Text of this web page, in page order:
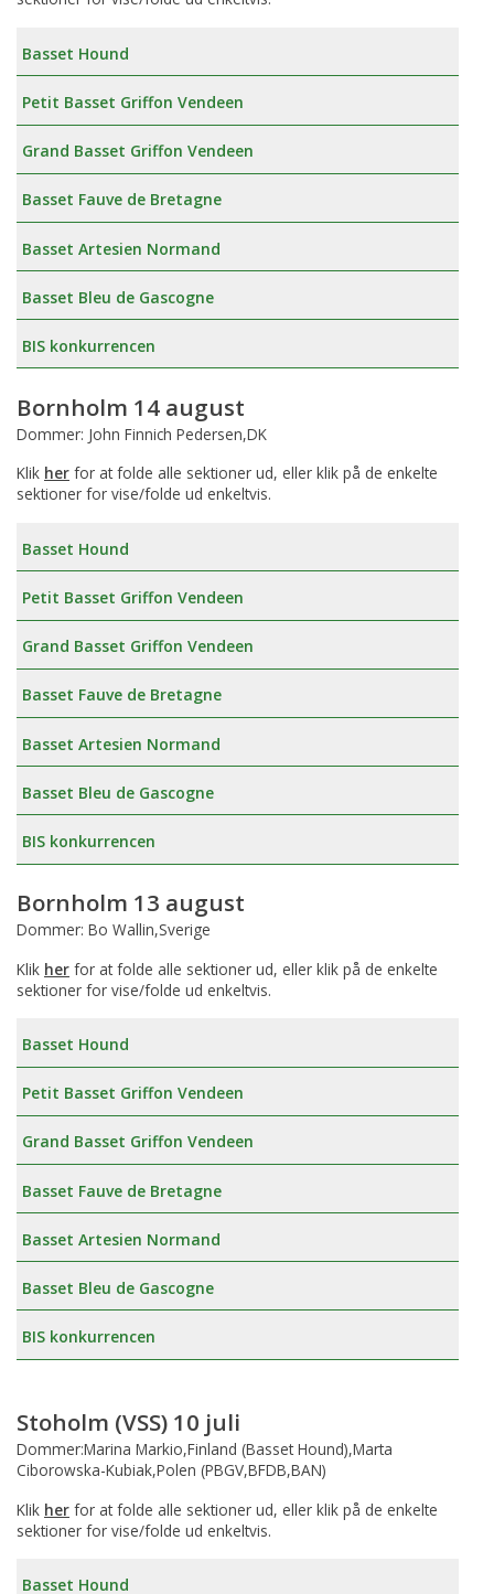
Basset Hound
Petit Basset Griffon Vendeen
Grand Basset Griffon Vendeen
Basset Fauve de Bretagne
Basset Artesien Normand
Basset Bleu de Gascogne
BIS konkurrencen
Bornholm 14 august
Dommer: John Finnich Pedersen,DK
Klik her for at folde alle sektioner ud, eller klik på de enkelte
sektioner for vise/folde ud enkeltvis.
Basset Hound
Petit Basset Griffon Vendeen
Grand Basset Griffon Vendeen
Basset Fauve de Bretagne
Basset Artesien Normand
Basset Bleu de Gascogne
BIS konkurrencen
Bornholm 13 august
Dommer: Bo Wallin,Sverige
Klik her for at folde alle sektioner ud, eller klik på de enkelte
sektioner for vise/folde ud enkeltvis.
Basset Hound
Petit Basset Griffon Vendeen
Grand Basset Griffon Vendeen
Basset Fauve de Bretagne
Basset Artesien Normand
Basset Bleu de Gascogne
BIS konkurrencen
Stoholm (VSS) 10 juli
Dommer:Marina Markio,Finland (Basset Hound),Marta
Ciborowska-Kubiak,Polen (PBGV,BFDB,BAN)
Klik her for at folde alle sektioner ud, eller klik på de enkelte
sektioner for vise/folde ud enkeltvis.
Basset Hound